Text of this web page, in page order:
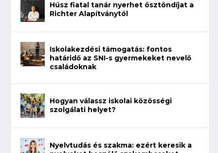
Húsz fiatal tanár nyerhet ösztöndíjat a
Richter Alapítványtól
Iskolakezdési támogatás: fontos
határidő az SNI-s gyermekeket nevelő
családoknak
Hogyan válassz iskolai közösségi
szolgálati helyet?
Nyelvtudás és szakma: ezért keresik a